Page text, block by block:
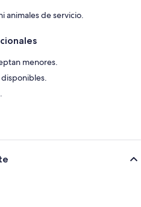
animales de servicio.
menores.
disponibles.